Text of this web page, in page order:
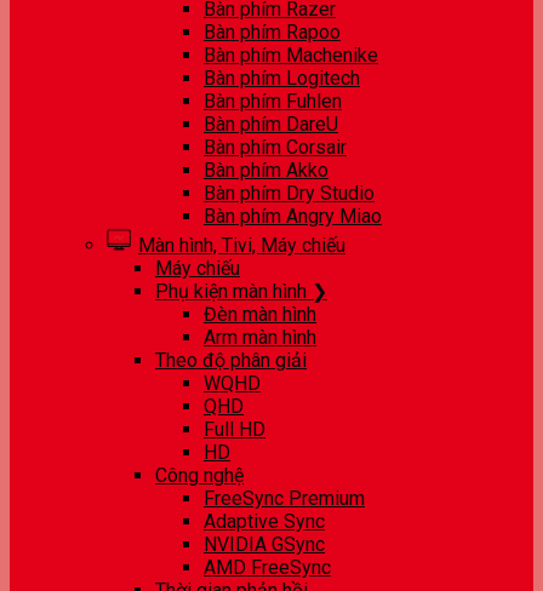
Bàn phím Razer
Bàn phím Rapoo
Bàn phím Machenike
Bàn phím Logitech
Bàn phím Fuhlen
Bàn phím DareU
Bàn phím Corsair
Bàn phím Akko
Bàn phím Dry Studio
Bàn phím Angry Miao
Màn hình, Tivi, Máy chiếu
Máy chiếu
Phụ kiện màn hình ❯
Đèn màn hình
Arm màn hình
Theo độ phân giải
WQHD
QHD
Full HD
HD
Công nghệ
FreeSync Premium
Adaptive Sync
NVIDIA GSync
AMD FreeSync